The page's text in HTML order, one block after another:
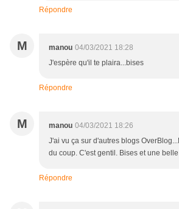
Répondre
M manou 04/03/2021 18:28
J'espère qu'il te plaira...bises
Répondre
M manou 04/03/2021 18:26
J'ai vu ça sur d'autres blogs
du coup. C'est gentil. Bises et une
Répondre